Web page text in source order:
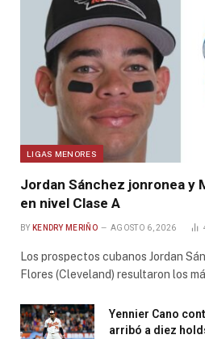
LIGAS MENORES
Jordan Sánchez jonronea y
en nivel Clase A
BY KENDRY MERIÑO AGOSTO 6, 2026
Los prospectos cubanos Jordan
Flores (Cleveland) resultaron los
Yennier Cano
arribó a diez